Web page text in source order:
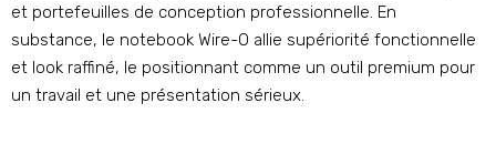
et portefeuilles de conception professionnelle. En
substance, le notebook Wire-O allie supériorité fonctionnelle
et look raffiné, le positionnant comme un outil premium pour
un travail et une présentation sérieux.